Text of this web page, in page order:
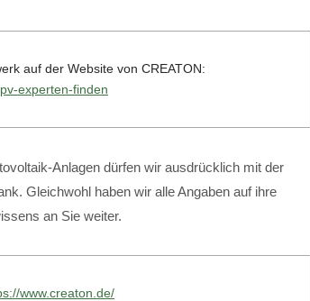
auf der Website von CREATON:
experten-finden
Anlagen dürfen wir ausdrücklich mit der
Gleichwohl haben wir alle Angaben auf ihre
an Sie weiter.
www.creaton.de/